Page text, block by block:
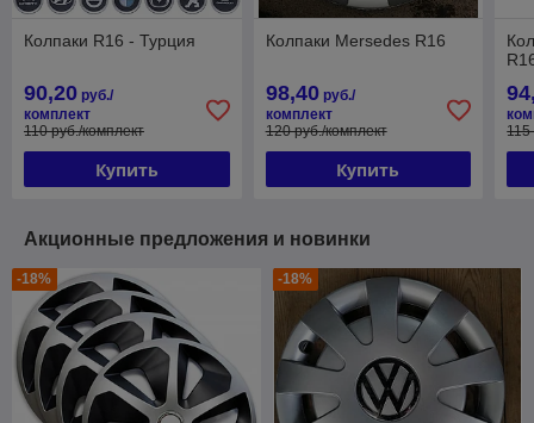
Колпаки R16 - Турция
90,20 руб./
комплект
110 руб./комплект
Купить
Колпаки Mersedes R16
98,40руб./
комплект
120 руб./комплект
Купить
115
Акционные предложения и новинки
-18% -18%